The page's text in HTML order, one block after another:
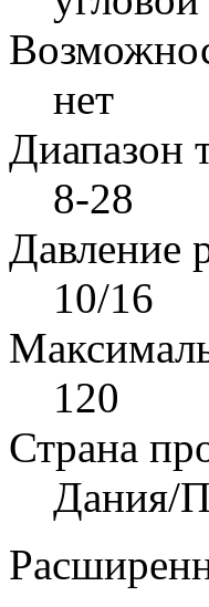
нет
Диапазон
8-28
Давление
10/16
120
Страна
Дания/